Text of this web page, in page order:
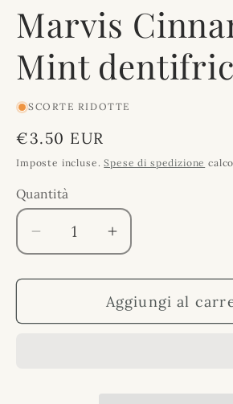
Marvis
Mint
SCORTE RIDOTTE
Prezzo
di
€3.50 EUR
Imposte incluse.Spese di spedizione
Quantità
Quantità
Diminuisci
quantità
per
Cinnamon
Aumenta
quantità
per
Marvis
Cinnamon
Aggiungi al